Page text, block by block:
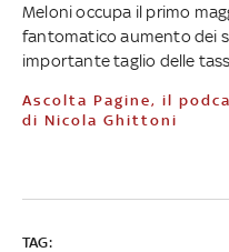
Meloni occupa il primo
fantomatico aumento dei
importante taglio delle
Ascolta Pagine, il podcast con la rassegna stampa
di Nicola Ghittoni
TAG: